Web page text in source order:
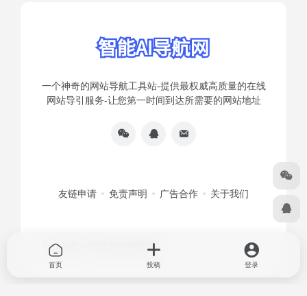
一个神奇的网站导航工具站-提供最权威高质量的在线
网站导引服务-让您第一时间到达所需要的网站地址
友链申请 免责声明 广告合作 关于我们
Copyright © 2026 智能AI导航网
首页 投稿 登录